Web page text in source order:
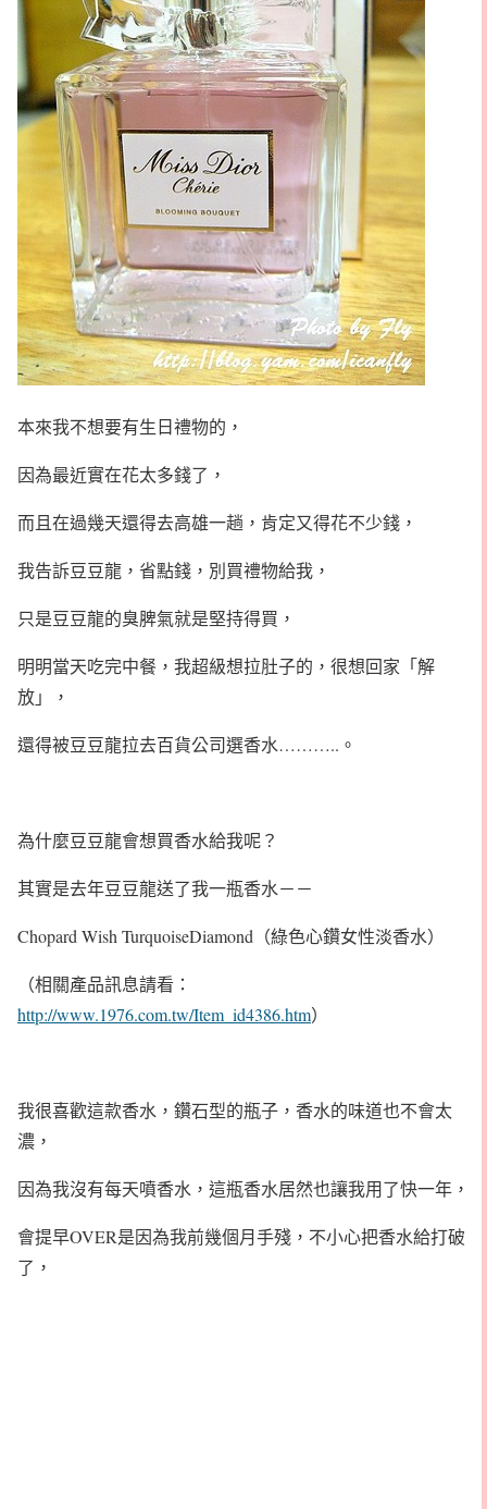
本來我不想要有生日禮物的，
因為最近實在花太多錢了，
而且在過幾天還得去高雄一趟，肯定又得花不少錢，
我告訴豆豆龍，省點錢，別買禮物給我，
只是豆豆龍的臭脾氣就是堅持得買，
明明當天吃完中餐，我超級想拉肚子的，很想回家「解
放」，
還得被豆豆龍拉去百貨公司選香水………..。
為什麼豆豆龍會想買香水給我呢？
其實是去年豆豆龍送了我一瓶香水－－
Chopard Wish TurquoiseDiamond（綠色心鑽女性淡香水）
（相關產品訊息請看：
http://www.1976.com.tw/Item_id4386.htm）
我很喜歡這款香水，鑽石型的瓶子，香水的味道也不會太
濃，
因為我沒有每天噴香水，這瓶香水居然也讓我用了快一年，
會提早OVER是因為我前幾個月手殘，不小心把香水給打破
了，